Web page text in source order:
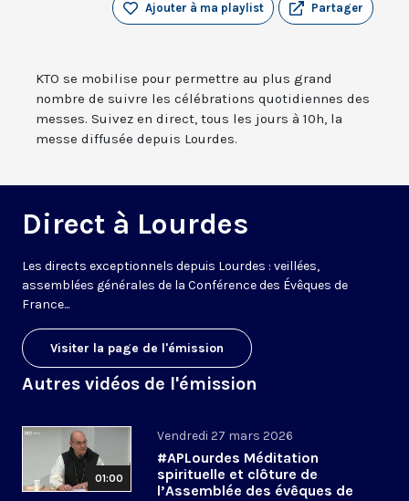
Partager
Ajouter à ma playlist
KTO se mobilise pour permettre au plus grand
nombre de suivre les célébrations quotidiennes des
messes. Suivez en direct, tous les jours à 10h, la
messe diffusée depuis Lourdes.
Direct à Lourdes
Les directs exceptionnels depuis Lourdes : veillées,
assemblées générales de la Conférence des Évêques de
France...
Visiter la page de l'émission
Autres vidéos de l'émission
01:00
Vendredi 27 mars 2026
#APLourdes Méditation
spirituelle et clôture de
l’Assemblée des évêques de